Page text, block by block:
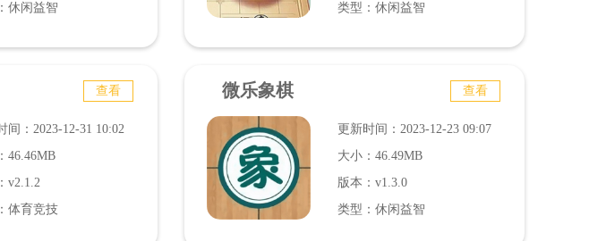
休闲益智
类型：休闲益智
查看
间：2023-12-31 10:02
46.46MB
v2.1.2
体育竞技
微乐象棋 查看
更新时间：2023-12-23 09:07
大小：46.49MB
版本：v1.3.0
类型：休闲益智